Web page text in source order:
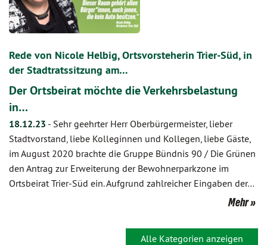
Rede von Nicole Helbig, Ortsvorsteherin Trier-Süd, in
der Stadtratssitzung am…
Der Ortsbeirat möchte die Verkehrsbelastung
in…
18.12.23 - Sehr geehrter Herr Oberbürgermeister, lieber
Stadtvorstand, liebe Kolleginnen und Kollegen, liebe Gäste,
im August 2020 brachte die Gruppe Bündnis 90 / Die Grünen
den Antrag zur Erweiterung der Bewohnerparkzone im
Ortsbeirat Trier-Süd ein. Aufgrund zahlreicher Eingaben der…
Mehr
Alle Kategorien anzeigen